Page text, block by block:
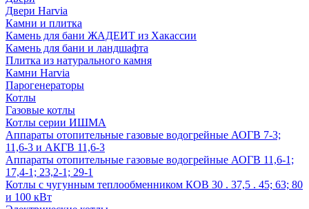
Двери Harvia
Камни и плитка
Камень для бани ЖАДЕИТ из Хакассии
Камень для бани и ландшафта
Плитка из натурального камня
Камни Harvia
Парогенераторы
Котлы
Газовые котлы
Котлы серии ИШМА
Аппараты отопительные газовые водогрейные АОГВ 7-3;
11,6-3 и АКГВ 11,6-3
Аппараты отопительные газовые водогрейные АОГВ 11,6-1;
17,4-1; 23,2-1; 29-1
Котлы с чугунным теплообменником КОВ 30 . 37,5 . 45; 63; 80
и 100 кВт